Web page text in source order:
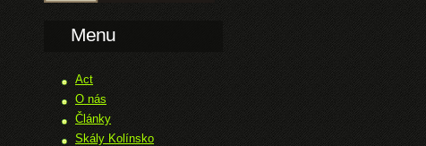
Menu
Act
O nás
Články
Skály Kolínsko